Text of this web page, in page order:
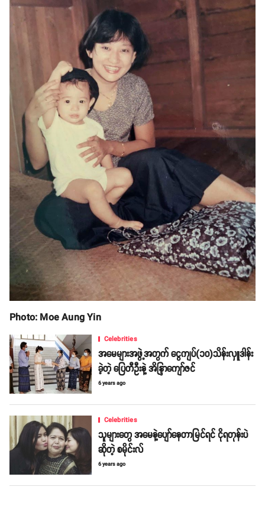
Photo: Moe Aung Yin
Celebrities
အမေများအဖွဲ့အတွက် ငွေကျပ်(၁၀)သိန်းလှူဒါန်း
ခဲ့တဲ့ ပြေတီဦးနဲ့ အိန္ဒြာကျော်ဇင်
6 years ago
Celebrities
သူများတွေ အမေနဲ့ပျော်နေတာမြင်ရင် ငိုရတုန်းပဲ
ဆိုတဲ့ စမိုင်းလ်
6 years ago